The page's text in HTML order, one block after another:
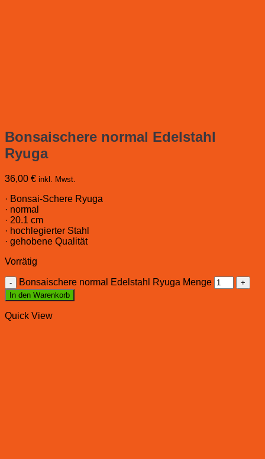
Bonsaischere normal Edelstahl
Ryuga
36,00 € inkl. Mwst.
· Bonsai-Schere Ryuga
· normal
· 20.1 cm
· hochlegierter Stahl
· gehobene Qualität
Vorrätig
Bonsaischere normal Edelstahl Ryuga Menge
In den Warenkorb
Quick View